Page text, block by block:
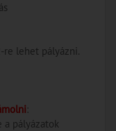
re lehet pályázni.
:
a pályázatok